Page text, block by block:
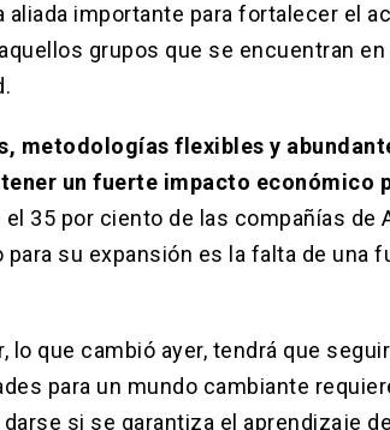
aliada importante para fortalecer el
grupos que se encuentran
metodologías flexibles y
un fuerte impacto económico
35 por ciento de las compañías de
su expansión es la falta de una
que cambió ayer, tendrá que
para un mundo cambiante
si se garantiza el aprendizaje